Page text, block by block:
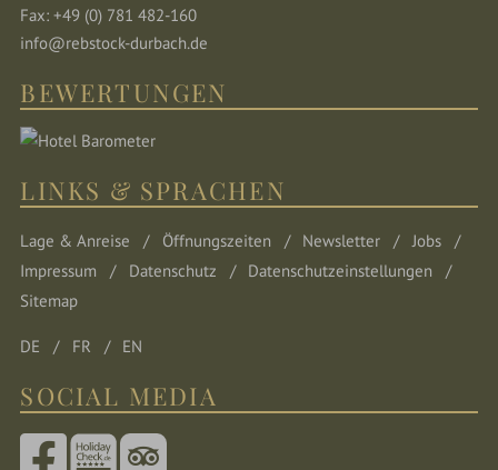
Fax: +49 (0) 781 482-160
info@rebstock-durbach.de
BEWERTUNGEN
LINKS & SPRACHEN
Lage & Anreise Öffnungszeiten Newsletter
Jobs
Impressum
Datenschutz
Datenschutzeinstellungen
Sitemap
DE FR EN
SOCIAL MEDIA